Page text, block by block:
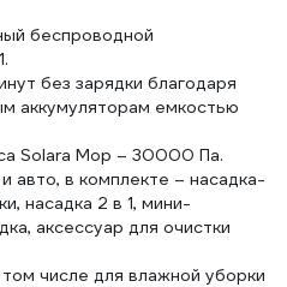
беспроводной
без зарядки благодаря
аккумуляторам емкостью
Solara Mop – 30000 Па.
авто, в комплекте – насадка-
насадка 2 в 1, мини-
аксессуар для очистки
числе для влажной уборки